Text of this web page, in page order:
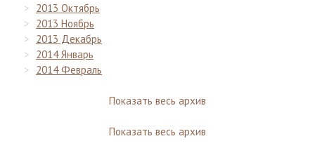
2013 Октябрь
2013 Ноябрь
2013 Декабрь
2014 Январь
2014 Февраль
Показать весь архив
Показать весь архив